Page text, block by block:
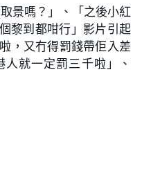
景嗎？」、「之後小紅
黎到都咁行」影片引起
，又冇得罰錢帶佢入差
就一定罰三千啦」、